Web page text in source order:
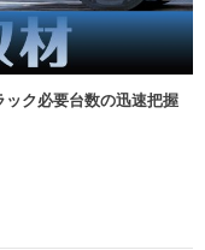
ック必要台数の迅速把握